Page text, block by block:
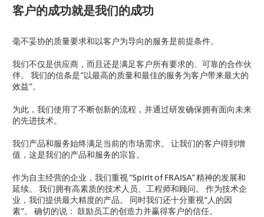
客户的成功就是我们的成功
毫不妥协的质量要求和以客户为导向的服务是前提条件。
我们不仅是供应商，而且还是满足客户所有要求的、可靠的合作伙
伴。 我们的信条是“以最高的质量和最佳的服务为客户带来最大的
效益”。
为此，我们使用了不断创新的流程，并通过研发确保拥有面向未来
的先进技术。
我们产品和服务始终满足当前的市场需求。 让我们的客户得到增
值，这是我们的产品和服务的宗旨。
作为自主经营的企业，我们重视 “Spirit of FRAISA” 精神的发展和
延续。 我们拥有高素质的技术人员、工程师和顾问。 作为技术企
业，我们提供最大精度的产品。 同时我们还十分重视“人的因
素”。 确切的说： 鼓励员工的创造力并赢得客户的信任。